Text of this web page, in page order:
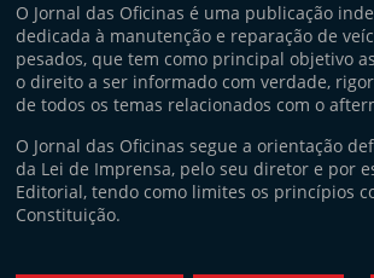
O Jornal das Oficinas é uma publicação
dedicada à manutenção e reparação de
pesados, que tem como principal objetivo
o direito a ser informado com verdade,
de todos os temas relacionados com o
O Jornal das Oficinas segue a orientação
da Lei de Imprensa, pelo seu diretor e por
Editorial, tendo como limites os princípios
Constituição.